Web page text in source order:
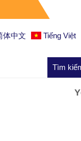
体中文 Tiếng Việt